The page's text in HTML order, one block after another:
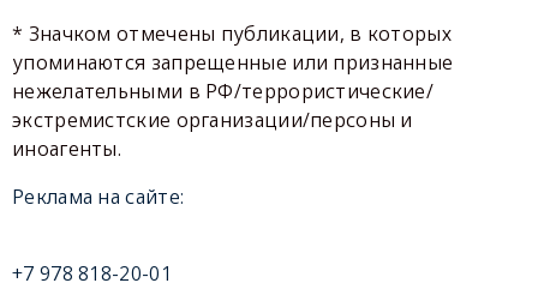
* Значком отмечены публикации, в которых
упоминаются запрещенные или признанные
нежелательными в РФ/террористические/
экстремистские организации/персоны и
иноагенты.
Реклама на сайте:
+7 978 818-20-01